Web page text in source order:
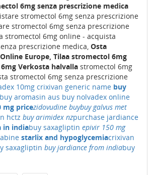
6mg senza prescrizione medica
stromectol 6mg senza prescrizione
stromectol 6mg senza prescrizione
stromectol 6mg online - acquista
prescrizione medica, Osta
Europe, Tilaa stromectol 6mg
Verkosta halvalla stromectol 6mg
stromectol 6mg senza prescrizione
10mg crixivan generic name buy
buy aromasin aus buy nolvadex online
mg pricezidovudine buybuy galvus met
hctz buy arimidex nzpurchase jardiance
in indiabuy saxagliptin epivir 150 mg
starlix and hypoglycemiacrixivan
saxagliptin buy jardiance from indiabuy